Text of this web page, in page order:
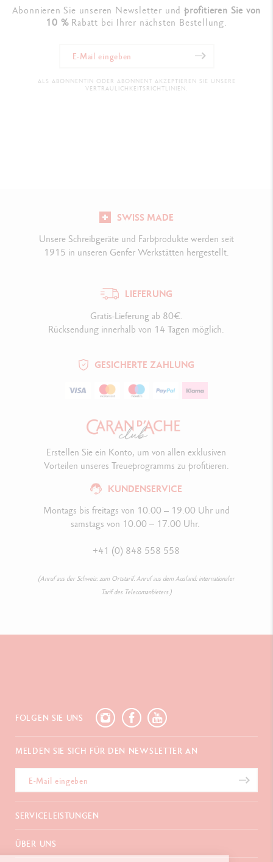
Abonnieren Sie unseren Newsletter undprofitieren Sie von
10 %Rabatt bei Ihrer nächsten Bestellung.
ALS ABONNENTIN ODER ABONNENT AKZEPTIEREN SIE UNSERE
VERTRAULICHKEITSRICHTLINIEN.
SWISS MADE
Unsere Schreibgeräte und Farbprodukte werden seit
1915 in unseren Genfer Werkstätten hergestellt.
LIEFERUNG
Gratis-Lieferung ab 80€.
Rücksendung innerhalb von 14 Tagen möglich.
GESICHERTE ZAHLUNG
KUNDENSERVICE
Montags bis freitags von 10.00 – 19.00 Uhr und
samstags von 10.00 – 17.00 Uhr.
+41 (0) 848 558 558
(Anruf aus der Schweiz: zum Ortstarif. Anruf aus dem Ausland: internationaler
Tarif des Telecomanbieters.)
Erstellen Sie ein Konto, um von allen exklusiven
Vorteilen unseres Treueprogramms zu profitieren.
FOLGEN SIE UNS
MELDEN SIE SICH FÜR DEN NEWSLETTER AN
SERVICELEISTUNGEN
E-Geschenkgutschein
ÜBER UNS